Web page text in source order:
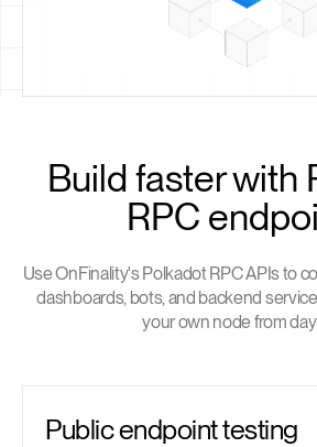
Build faster with
RPC
Use OnFinality's Polkadot RPC APIs to
dashboards, bots, and backend
your own node from
Public endpoint testing